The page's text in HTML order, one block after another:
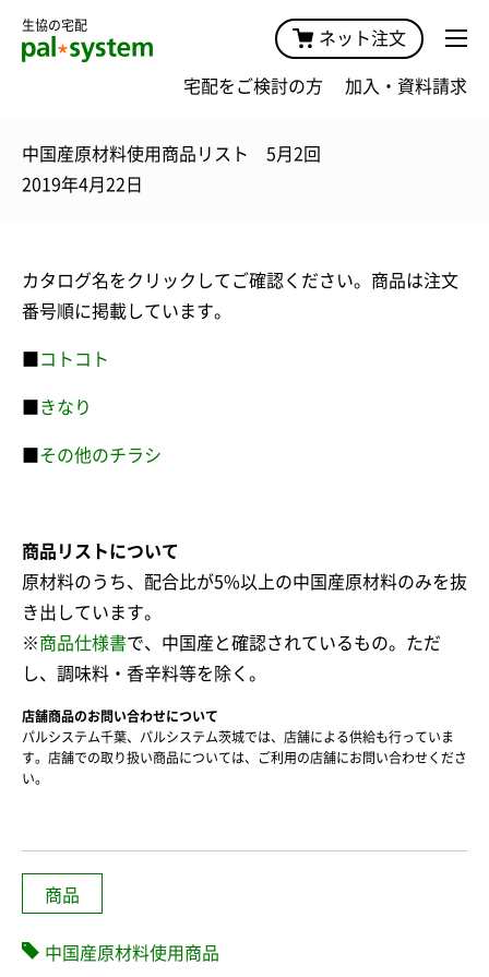
生協の宅配
ネット注文
宅配をご検討の方 加入・資料請求
中国産原材料使用商品リスト 5月2回
2019年4月22日
カタログ名をクリックしてご確認ください。商品は注文
番号順に掲載しています。
コトコト
きなり
その他のチラシ
商品リストについて
原材料のうち、配合比が5%以上の中国産原材料のみを抜
き出しています。
※商品仕様書で、中国産と確認されているもの。ただ
し、調味料・香辛料等を除く。
店舗商品のお問い合わせについて
パルシステム千葉、パルシステム茨城では、店舗による供給も行っていま
す。店舗での取り扱い商品については、ご利用の店舗にお問い合わせくださ
い。
商品
中国産原材料使用商品